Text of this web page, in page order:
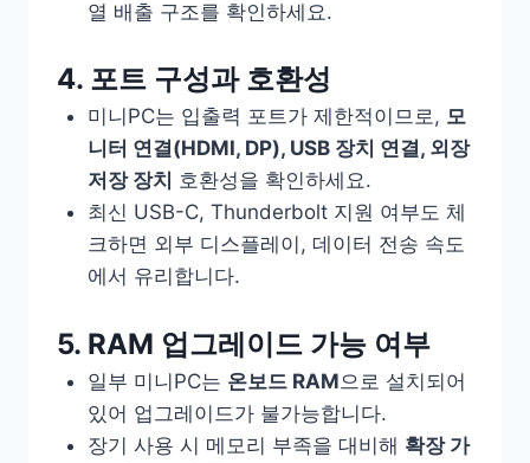
열 배출 구조를 확인하세요.
4. 포트 구성과 호환성
미니PC는 입출력 포트가 제한적이므로, 모
니터 연결(HDMI, DP), USB 장치 연결, 외장
저장 장치 호환성을 확인하세요.
최신 USB-C, Thunderbolt 지원 여부도 체
크하면 외부 디스플레이, 데이터 전송 속도
에서 유리합니다.
5. RAM 업그레이드 가능 여부
일부 미니PC는 온보드 RAM으로 설치되어
있어 업그레이드가 불가능합니다.
장기 사용 시 메모리 부족을 대비해 확장 가